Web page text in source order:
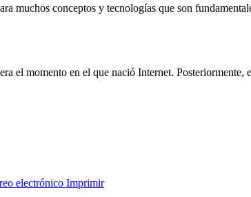
muchos conceptos y tecnologías que son
momento en el que nació Internet.
electrónico Imprimir